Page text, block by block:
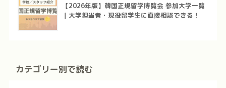
【2026年版】韓国正規留学博覧会 参加大学一覧
｜大学担当者・現役留学生に直接相談できる！
カテゴリー別で読む